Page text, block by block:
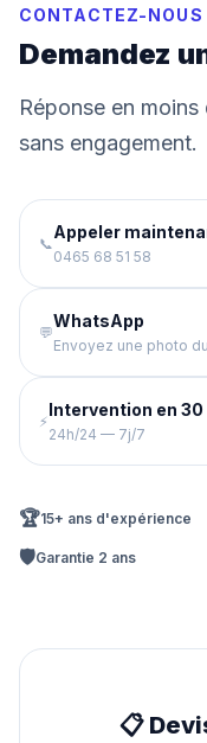
CONTACTEZ-NOUS
Demandez
Réponse en
sans engagement.
📞
Appeler
0465 68 51 58
💬
WhatsApp
Envoyez une photo
⚡
Intervention en 30
24h/24 — 7j/7
🏆15+ ans d'expérience
🛡️Garantie 2 ans
📋